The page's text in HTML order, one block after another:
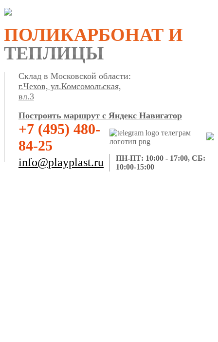
ПОЛИКАРБОНАТ И
ТЕПЛИЦЫ
Склад в Московской области:
г.Чехов, ул.Комсомольская,
вл.3
Построить маршрут с Яндекс Навигатор
+7 (495) 480-
84-25
info@playplast.ru
ПН-ПТ: 10:00 - 17:00, СБ:
10:00-15:00